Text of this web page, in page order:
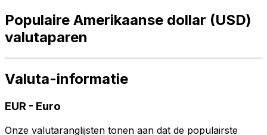
Populaire Amerikaanse dollar (USD)
valutaparen
Valuta-informatie
EUR - Euro
Onze valutaranglijsten tonen aan dat de populairste